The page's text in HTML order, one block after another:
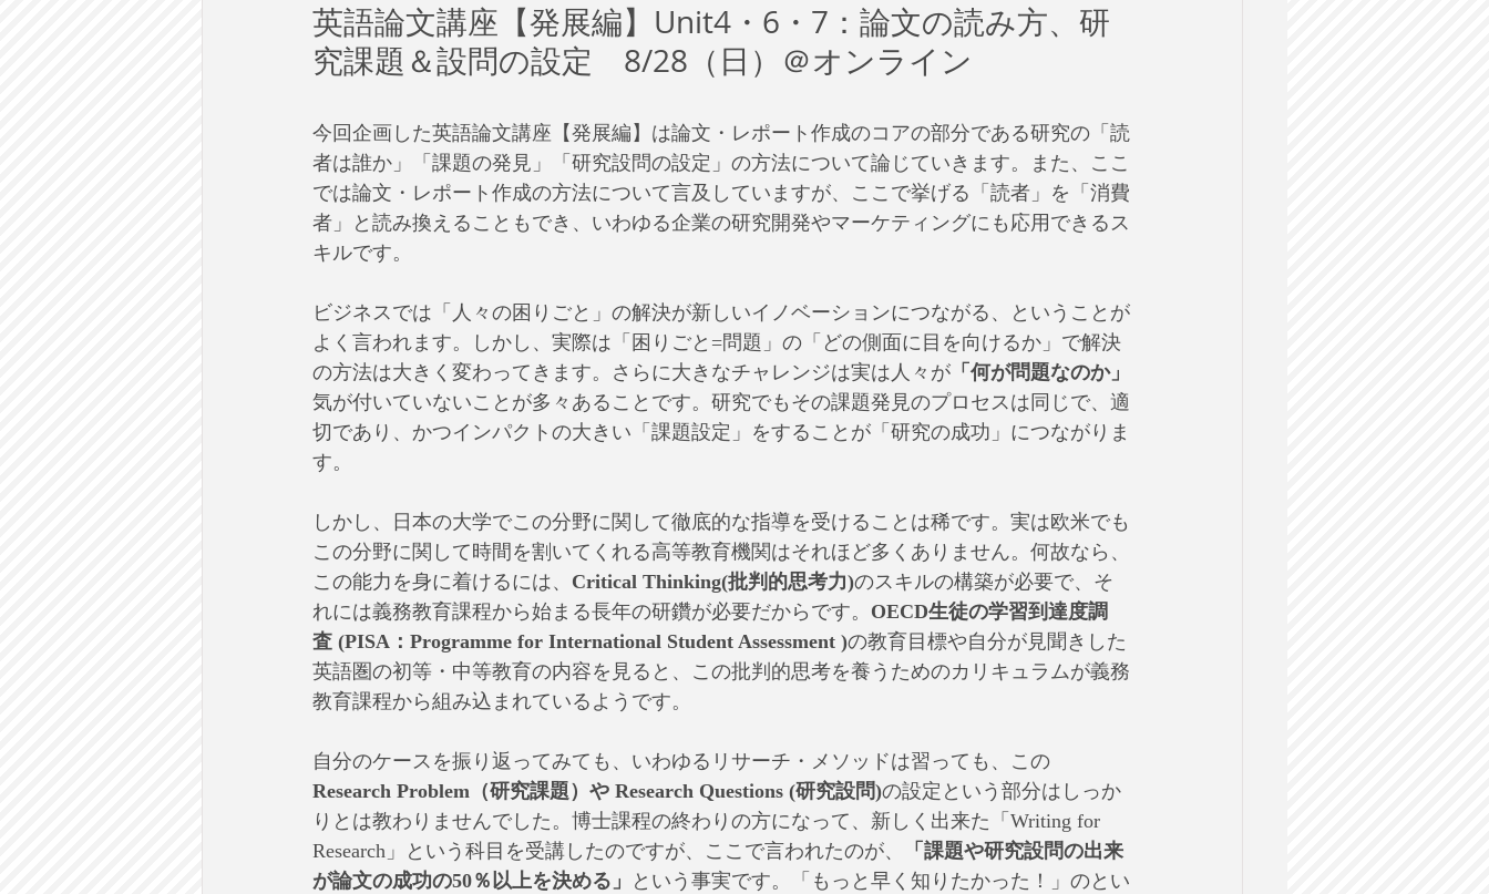
英語論文講座【発展編】Unit4・6・7：論文の読み方、研
究課題＆設問の設定　8/28（日）＠オンライン
今回企画した英語論文講座【発展編】は論文・レポート作成のコアの部分である研究の「読
者は誰か」「課題の発見」「研究設問の設定」の方法について論じていきます。また、ここ
では論文・レポート作成の方法について言及していますが、ここで挙げる「読者」を「消費
者」と読み換えることもでき、いわゆる企業の研究開発やマーケティングにも応用できるス
キルです。
​ビジネスでは「人々の困りごと」の解決が新しいイノベーションにつながる、ということが
よく言われます。しかし、実際は「困りごと=問題」の「どの側面に目を向けるか」で解決
の方法は大きく変わってきます。さらに大きなチャレンジは実は人々が 「何が問題なのか」
気が付いていないことが多々あることです。研究でもその課題発見のプロセスは同じで、適
切であり、かつインパクトの大きい「課題設定」をすることが「研究の成功」につながりま
す。
​しかし、日本の大学でこの分野に関して徹底的な指導を受けることは稀です。実は欧米でも
この分野に関して時間を割いてくれる高等教育機関はそれほど多くありません。何故なら、
この能力を身に着けるには、 Critical Thinking(批判的思考力)のスキルの構築が必要で、そ
れには義務教育課程から始まる長年の研鑽が必要だからです。 OECD生徒の学習到達度調
査 (PISA：Programme for International Student Assessment )の教育目標や自分が見聞きした
英語圏の初等・中等教育の内容を見ると、この批判的思考を養うためのカリキュラムが義務
教育課程から組み込まれているようです。
​自分のケースを振り返ってみても、いわゆるリサーチ・メソッドは習っても、この
Research Problem（研究課題）や Research Questions (研究設問)の設定という部分はしっか
りとは教わりませんでした。博士課程の終わりの方になって、新しく出来た「Writing for
Research」という科目を受講したのですが、ここで言われたのが、
「課題や研究設問の出来
が論文の成功の50％以上を決める」
という事実です。「もっと早く知りたかった！」のとい